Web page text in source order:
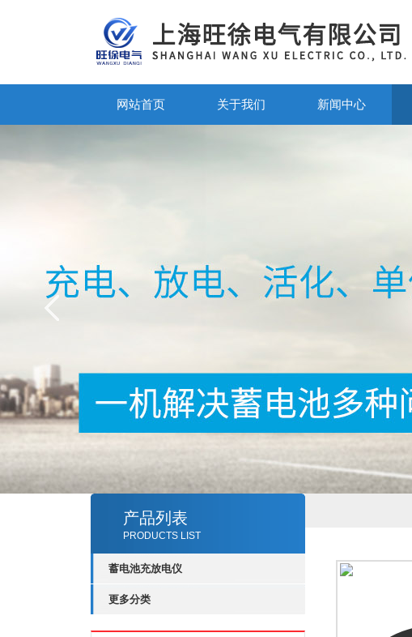
网站首页 关于我们 新闻中心
产品列表
PRODUCTS LIST
蓄电池充放电仪
更多分类